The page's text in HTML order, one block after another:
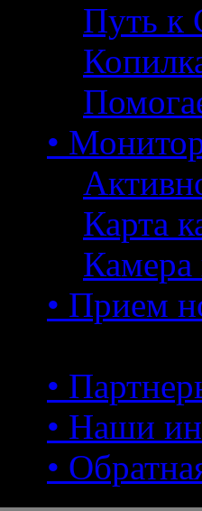
Путь к
•
Карта
• Прием
•
• Наши
•